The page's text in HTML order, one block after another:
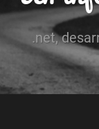
.net,